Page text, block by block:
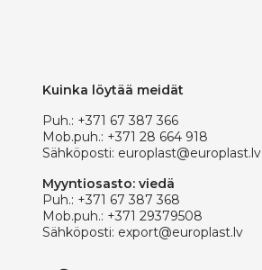
Kuinka löytää meidät
Puh.: +371 67 387 366
Mob.puh.: +371 28 664 918
Sähköposti: europlast@europlast.lv
Myyntiosasto: viedä
Puh.: +371 67 387 368
Mob.puh.: +371 29379508
Sähköposti: export@europlast.lv